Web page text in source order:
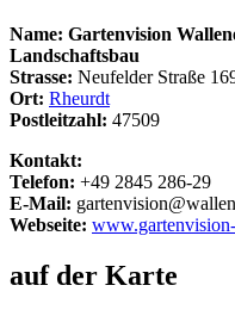
Name: Gartenvision
Landschaftsbau
Strasse: Neufelder Straße
Ort: Rheurdt
Postleitzahl: 47509
Kontakt:
Telefon: +49 2845 286-29
E-Mail:
Webseite:
auf der Karte